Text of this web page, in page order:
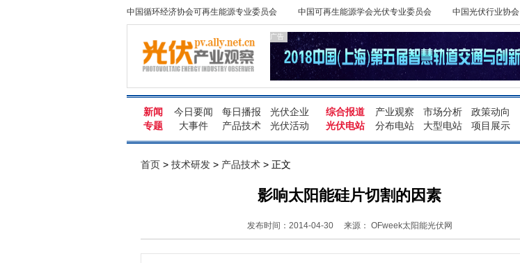
中国循环经济协会可再生能源专业委员会 中国可再生能源学会光伏专业委员会 中国光伏行业协会
广告
新闻 今日要闻 每日播报 光伏企业 综合报道 产业观察 市场分析 政策动向
专题
大事件 产品技术 光伏活动 光伏电站 分布电站 大型电站 项目展示
首页 > 技术研发 > 产品技术 > 正文
影响太阳能硅片切割的因素
发布时间：2014-04-30 来源： OFweek太阳能光伏网